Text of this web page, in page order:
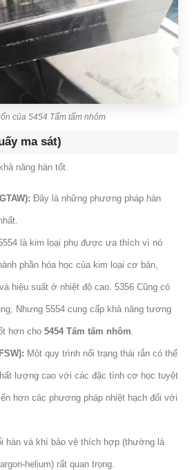
của 5454 Tấm tấm nhôm
ma sát)
năng hàn tốt.
Đây là những phương pháp hàn
là kim loại phụ được ưa thích vì nó
phần hóa học của kim loại cơ bản,
hiệu suất ở nhiệt độ cao. 5356 Cũng có
Nhưng 5554 cung cấp khả năng tương
hơn cho5454 Tấm tấm nhôm
Một quy trình nối trạng thái rắn có thể
lượng cao với các đặc tính cơ học tuyệt
hơn các phương pháp nhiệt hạch đối với
hàn và khí bảo vệ thích hợp (thường là
helium) rất quan trọng.